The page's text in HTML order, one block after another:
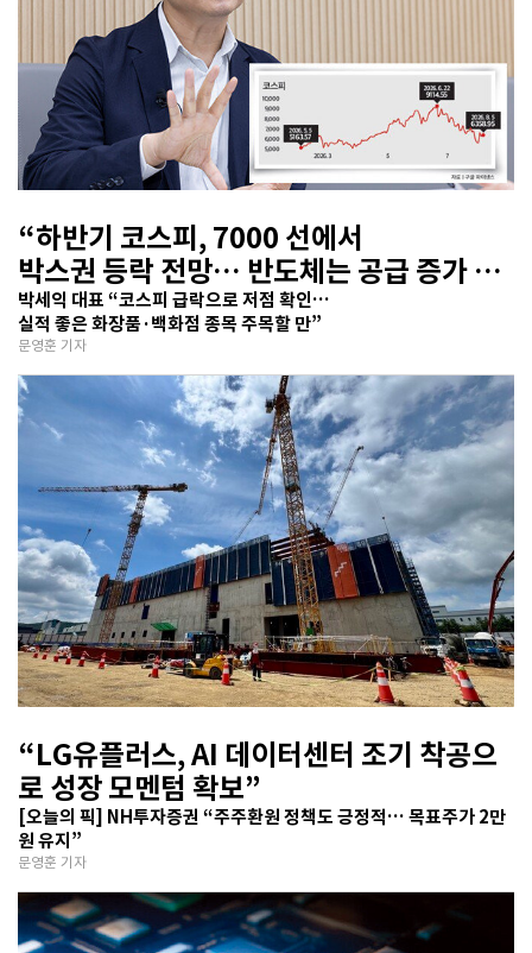
“하반기 코스피, 7000 선에서
박스권 등락 전망… 반도체는 공급 증가 선
반영 주시해야”
박세익 대표 “코스피 급락으로 저점 확인…
실적 좋은 화장품·백화점 종목 주목할 만”
문영훈 기자
“LG유플러스, AI 데이터센터 조기 착공으
로 성장 모멘텀 확보”
[오늘의 픽] NH투자증권 “주주환원 정책도 긍정적… 목표주가 2만
원 유지”
문영훈 기자